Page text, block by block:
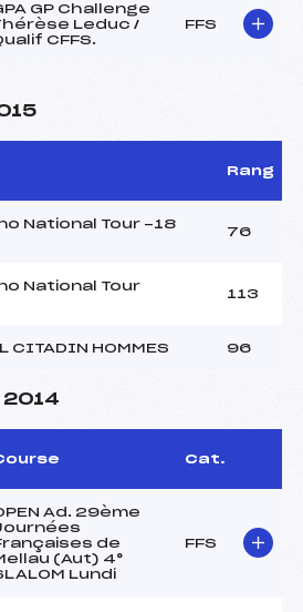
GP Challenge
Leduc /
CFFS.
FFS
Rang
National Tour -18
76
National Tour
113
CITADIN HOMMES 96
2014
Cat.
Ad. 29ème
de
(Aut) 4°
Lundi
FFS